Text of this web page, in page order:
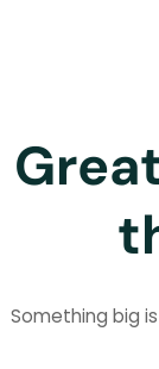
Something big